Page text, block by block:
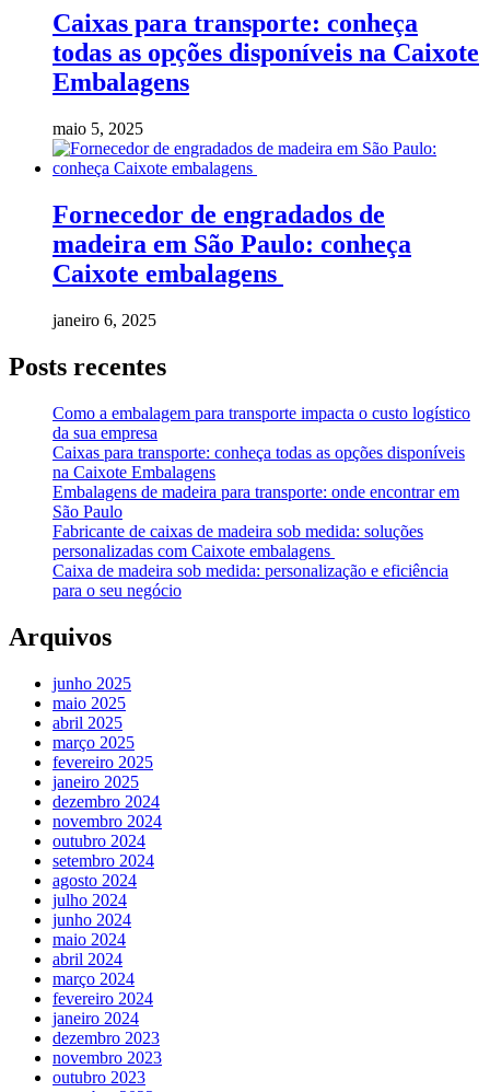
Caixas para transporte: conheça
todas as opções disponíveis na Caixote
Embalagens
maio 5, 2025
Fornecedor de engradados de
madeira em São Paulo: conheça
Caixote embalagens
janeiro 6, 2025
Posts recentes
Como a embalagem para transporte impacta o custo logístico
da sua empresa
Caixas para transporte: conheça todas as opções disponíveis
na Caixote Embalagens
Embalagens de madeira para transporte: onde encontrar em
São Paulo
Fabricante de caixas de madeira sob medida: soluções
personalizadas com Caixote embalagens
Caixa de madeira sob medida: personalização e eficiência
para o seu negócio
Arquivos
junho 2025
maio 2025
abril 2025
março 2025
fevereiro 2025
janeiro 2025
dezembro 2024
novembro 2024
outubro 2024
setembro 2024
agosto 2024
julho 2024
junho 2024
maio 2024
abril 2024
março 2024
fevereiro 2024
janeiro 2024
dezembro 2023
novembro 2023
outubro 2023